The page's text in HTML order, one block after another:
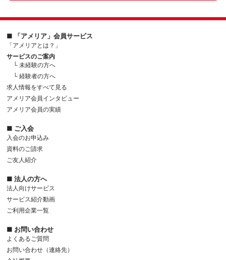
■ 「アメリア」会員サービス
「アメリアとは？」
サービスのご案内
└ 未経験の方へ
└ 経験者の方へ
求人情報をすべて見る
アメリア会員インタビュー
アメリア会員の実績
■ ご入会
入会のお申込み
資料のご請求
ご友人紹介
■ 法人の方へ
法人向けサービス
サービス紹介動画
ご利用企業一覧
■ お問い合わせ
よくあるご質問
お問い合わせ（連絡先）